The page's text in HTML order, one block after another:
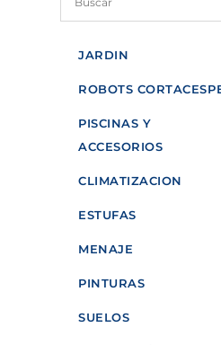
JARDIN
ROBOTS
PISCINAS Y
ACCESORIOS
CLIMATIZACION
ESTUFAS
MENAJE
PINTURAS
SUELOS